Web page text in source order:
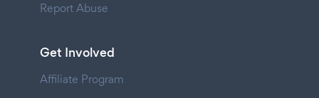
Report Abuse
Get Involved
Affiliate Program